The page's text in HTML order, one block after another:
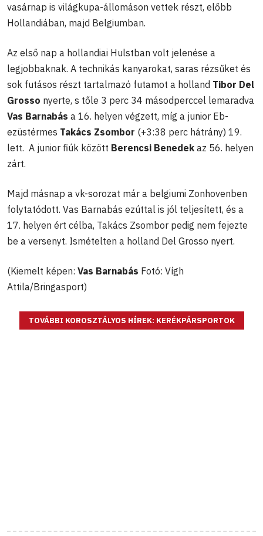
vasárnap is világkupa-állomáson vettek részt, előbb
Hollandiában, majd Belgiumban.
Az első nap a hollandiai Hulstban volt jelenése a
legjobbaknak. A technikás kanyarokat, saras rézsűket és
sok futásos részt tartalmazó futamot a holland Tibor Del
Grosso nyerte, s tőle 3 perc 34 másodperccel lemaradva
Vas Barnabás a 16. helyen végzett, míg a junior Eb-
ezüstérmes Takács Zsombor (+3:38 perc hátrány) 19.
lett. A junior fiúk között Berencsi Benedek az 56. helyen
zárt.
Majd másnap a vk-sorozat már a belgiumi Zonhovenben
folytatódott. Vas Barnabás ezúttal is jól teljesített, és a
17. helyen ért célba, Takács Zsombor pedig nem fejezte
be a versenyt. Ismételten a holland Del Grosso nyert.
(Kiemelt képen: Vas Barnabás Fotó: Vígh
Attila/Bringasport)
TOVÁBBI KOROSZTÁLYOS HÍREK: KERÉKPÁRSPORTOK